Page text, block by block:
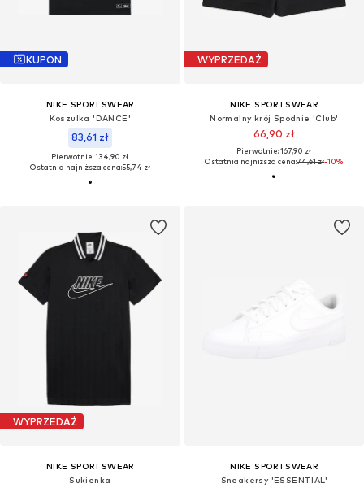
KUPON
NIKE SPORTSWEAR
Koszulka 'DANCE'
83,61 zł
Pierwotnie: 134,90 zł
Ostatnia najniższa cena:55,74 zł
WYPRZEDAŻ
NIKE SPORTSWEAR
Normalny krój Spodnie 'Club'
66,90 zł
Pierwotnie: 167,90 zł
Ostatnia najniższa cena:74,61 zł-10%
WYPRZEDAŻ
NIKE SPORTSWEAR
Sukienka
NIKE SPORTSWEAR
Sneakersy 'ESSENTIAL'